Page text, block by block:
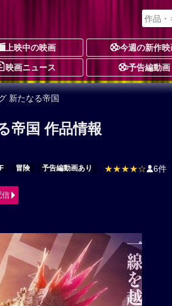
上映中の映画 今週の新作映
映画ニュース 予告編動画
新たなる帝国
帝国 作品情報
冒険 予告編動画あり ★★★★☆ 6件
信